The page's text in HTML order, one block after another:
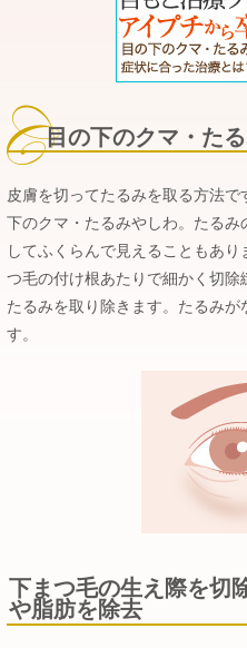
目の下のクマ・た
皮膚を切ってたるみを取る方法
下のクマ・たるみやしわ。たる
してふくらんで見えることもあ
つ毛の付け根あたりで細かく切
たるみを取り除きます。たるみ
す。
下まつ毛の生え際を切
や脂肪を除去